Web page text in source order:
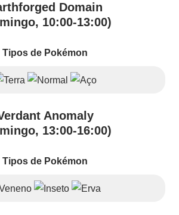
Domain
10:00-13:00)
Tipos de Pokémon
Anomaly
13:00-16:00)
Tipos de Pokémon